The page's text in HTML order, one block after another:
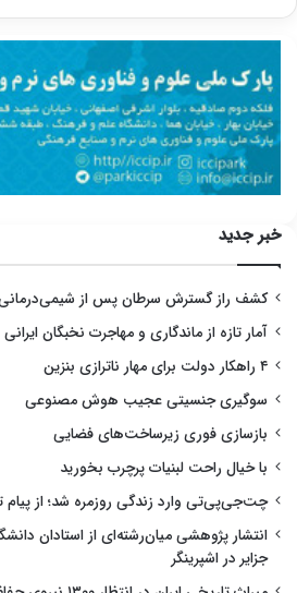
خبر جدید
کشف راز گسترش سرطان پس از
آمار تازه از ماندگاری و مهاجرت نخبگان ایرانی
۴ راهکار دولت برای مهار ناترازی بنزین
سوگیری جنسیتی عجیب هوش مصنوعی
بازسازی فوری زیرساخت‌های فضایی
با خیال راحت لبنیات پرچرب بخورید
چت‌جی‌پی‌تی وارد زندگی روزمره شد؛ از پیام
انتشار پژوهشی میان‌رشته‌ای از استادان
جزایر در اشپرینگر